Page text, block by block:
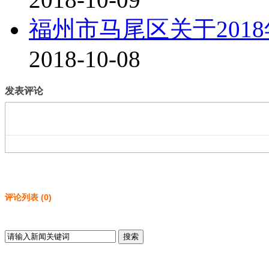
福州市马尾区关于
2018-10-08
发表评论
评论列表 (0)